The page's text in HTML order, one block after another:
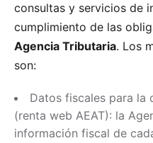
consultas y servicios de
cumplimiento de las
Agencia Tributaria. Los
son:
Datos fiscales para la
(renta web AEAT): la
información fiscal de